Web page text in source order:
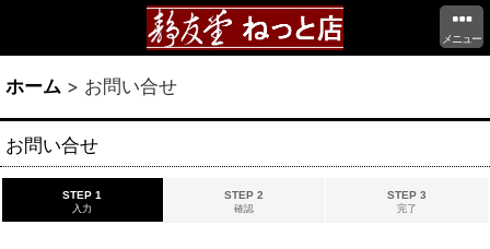
メニュー
ホーム > お問い合せ
お問い合せ
STEP 1
入力
STEP 2
確認
STEP 3
完了